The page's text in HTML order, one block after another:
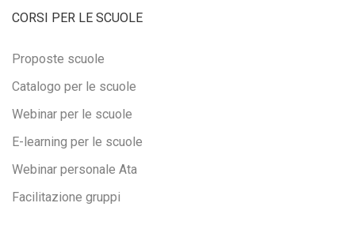
CORSI PER LE SCUOLE
Proposte scuole
Catalogo per le scuole
Webinar per le scuole
E-learning per le scuole
Webinar personale Ata
Facilitazione gruppi